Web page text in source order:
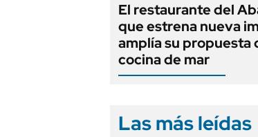
El restaurante del
que estrena nueva
amplía su propuesta
cocina de mar
Las más leídas